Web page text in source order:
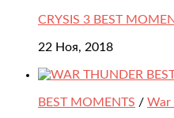
CRYSIS 3 BEST
22 Ноя, 2018
BEST MOMENTS / War